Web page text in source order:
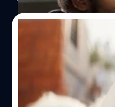
08/11/2022
ห้ามพลาด! ‘Black
ท้ายเรื่องแค่ 1 ตัวเท่า
หมายเหตุ: เนื้อหาต่อไปนี้อ
Panther: Wakanda